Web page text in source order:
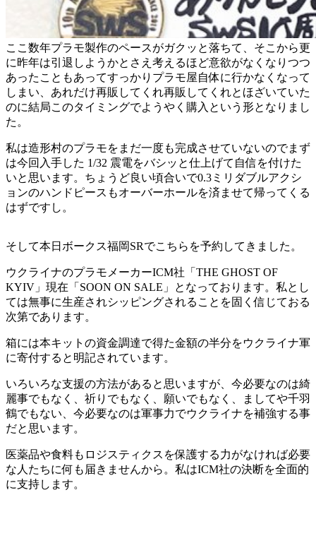
ここ数年プラモ製作のペースがガクッと落ちて、そこから更
に昨年は引退しようかとさえ考えるほど意欲がなくなりつつ
あったこともあってすっかりプラモ屋自体に行かなくなって
しまい、あれだけ再販してくれ再販してくれとほざいていた
のに結局このタイミングでようやく購入という形となりまし
た。
私は造形村のプラモをまだ一度も完成させていないのでまず
は今回入手した 1/32 震電をバシッと仕上げて自信を付けた
いと思います。ちょうど良い頃合いで0.3ミリダブルアクシ
ョンのハンドピースもオーバーホールを済ませて帰ってくる
はずですし。
そして本日ボークス福岡SRでこちらを予約してきました。
ウクライナのプラモメーカーICM社「THE GHOST OF
KYIV」現在「SOON ON SALE」となっております。私とし
ては無事に生産されシッピングされることを固く信じておる
次第であります。
箱には本キットの資金調達で得た金額の半分をウクライナ軍
に寄付すると明記されています。
いろいろな支援の方法があると思いますが、今必要なのは綺
麗事でもなく、祈りでもなく、願いでもなく、ましてや千羽
鶴でもない、今必要なのは軍事力でウクライナを補強する事
だと思います。
医薬品や食料もロジスティクスを保護する力がなければ必要
な人たちに何も届きませんから。私はICM社の決断を全面的
に支持します。